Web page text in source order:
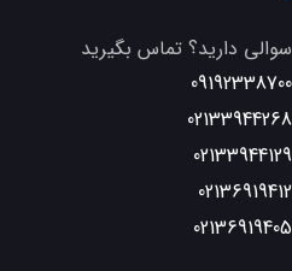
سوالی دارید؟ تماس بگیرید
09192338700
02133944268
02133944129
02136919412
02136919405